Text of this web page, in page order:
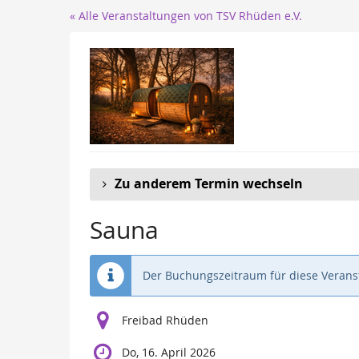
« Alle Veranstaltungen von TSV Rhüden e.V.
Zu anderem Termin wechseln
Sauna
Der Buchungszeitraum für diese
Freibad Rhüden
Do, 16. April 2026